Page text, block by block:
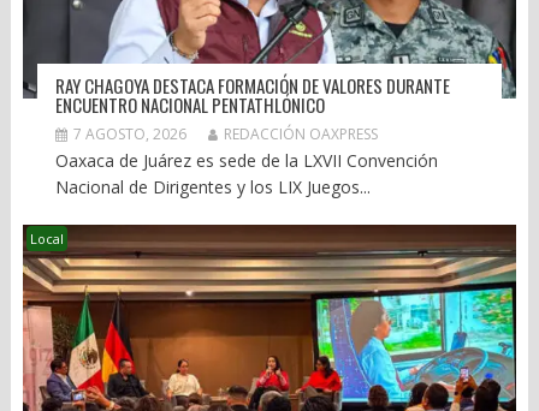
RAY CHAGOYA DESTACA FORMACIÓN DE VALORES DURANTE
ENCUENTRO NACIONAL PENTATHLÓNICO
7 AGOSTO, 2026 REDACCIÓN OAXPRESS
Oaxaca de Juárez es sede de la LXVII Convención
Nacional de Dirigentes y los LIX Juegos...
Local